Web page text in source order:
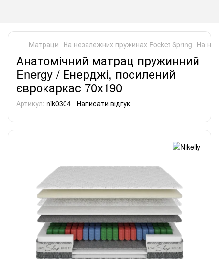
Матраци На незалежних пружинах Pocket Spring На
Анатомічний матрац пружинний
Energy / Енерджі, посилений
єврокаркас 70x190
Артикул: nik0304 Написати відгук